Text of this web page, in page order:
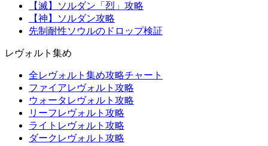
【滅】ソルダン「烈」攻略
【神】ソルダン攻略
先制耐性ソウルのドロップ検証
レヴォルト集め
全レヴォルト集め攻略チャート
ファイアレヴォルト攻略
ウォータレヴォルト攻略
リーフレヴォルト攻略
ライトレヴォルト攻略
ダークレヴォルト攻略